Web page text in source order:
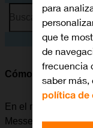
Busca por
Cómo utilizar
En el móvil se
Messenger. Antes
para
que te
de
frecuencia
saber más,
política de